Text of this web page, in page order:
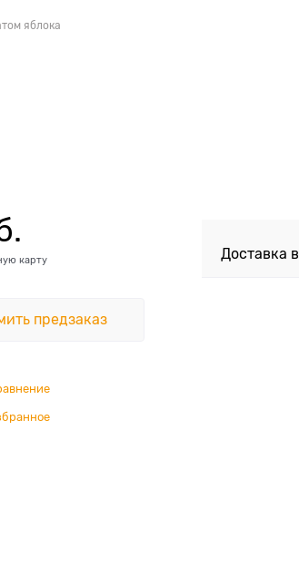
яблока
карту
предзаказ
Доставка в